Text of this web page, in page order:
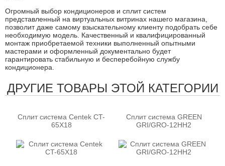
Огромный выбор кондиционеров и сплит систем
представленный на виртуальных витринах нашего магазина,
позволит даже самому взыскательному клиенту подобрать себе
необходимую модель. Качественный и квалифицированный
монтаж приобретаемой техники выполненный опытными
мастерами и оформленный документально будет
гарантировать стабильную и бесперебойную службу
кондиционера.
ДРУГИЕ ТОВАРЫ ЭТОЙ КАТЕГОРИИ
Сплит система Centek CT-
65X18
Сплит система GREEN
GRI/GRO-12HH2